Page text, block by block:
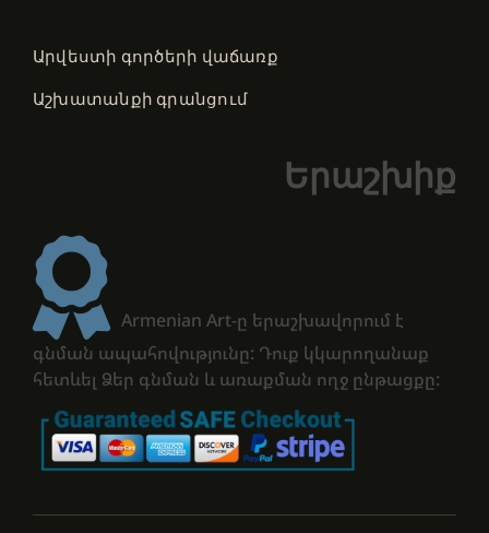
Արվեստի գործերի վաճառք
Աշխատանքի գրանցում
Երաշխիք
Armenian Art-ը երաշխավորում է
գնման ապահովությունը: Դուք կկարողանաք
հետևել Ձեր գնման և առաքման ողջ ընթացքը: